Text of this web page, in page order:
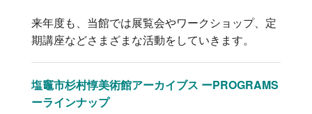
来年度も、当館では展覧会やワークショップ、定
期講座などさまざまな活動をしていきます。
塩竈市杉村惇美術館アーカイブス ーPROGRAMS
ーラインナップ